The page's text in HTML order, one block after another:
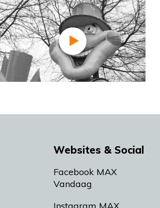
Websites & Social
Facebook MAX
Vandaag